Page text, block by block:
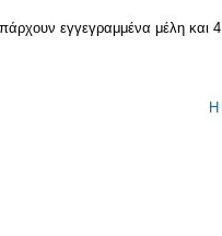
εγγεγραμμένα μέλη και 4
Η